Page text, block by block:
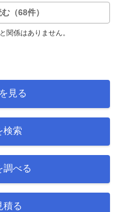
（68件）
関係はありません。
見る
検索
調べる
積る